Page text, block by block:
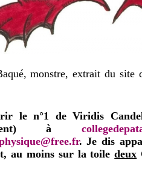
monstre, extrait du site
le n°1 de Viridis
à
. Je dis
au moins sur la toiledeux